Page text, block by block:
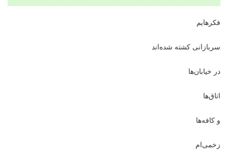
فکرهایم
سربازانی کشته شده‌اند
در خیابان‌ها
اتاق‌ها
و کافه‌ها
زخمی‌ام